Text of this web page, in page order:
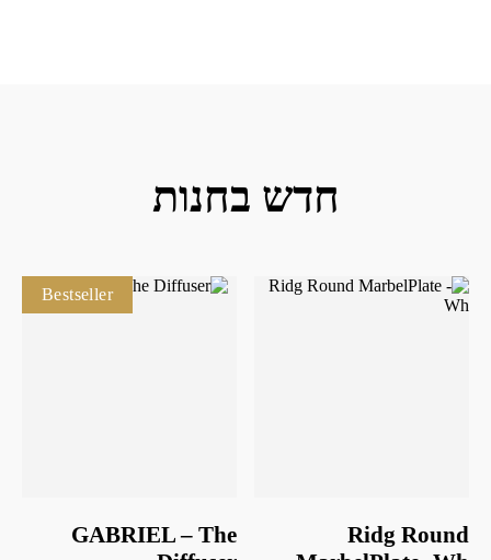
חדש בחנות
Ridg Round
Bestseller
GABRIEL – The